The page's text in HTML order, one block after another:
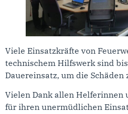
Viele Einsatzkräfte von
technischem Hilfswerk sind
Dauereinsatz, um die Schäden
Vielen Dank allen Helferinnen
für ihren unermüdlichen